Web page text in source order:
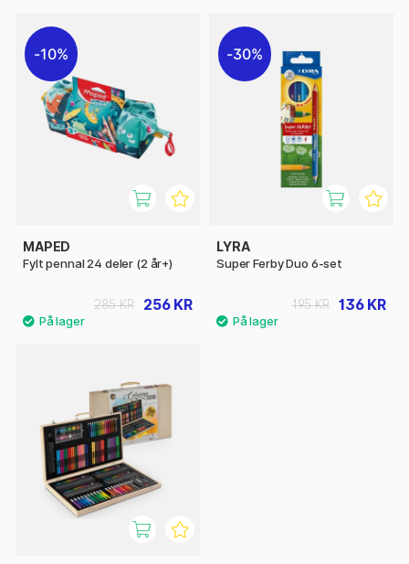
10%
MAPED
Fylt pennal 24 deler (2 år+)
256 KR
285 KR
30%
LYRA
Super Ferby Duo 6-set
136 KR
195 KR